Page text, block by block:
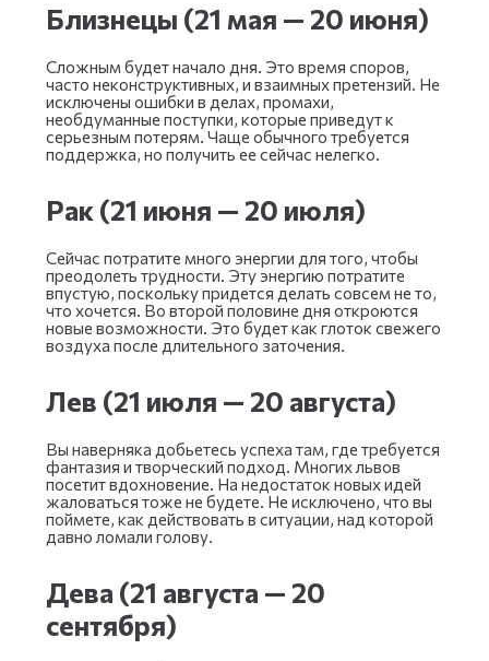
Близнецы (21 мая — 20 июня)
Сложным будет начало дня. Это время споров,
часто неконструктивных, и взаимных претензий. Не
исключены ошибки в делах, промахи,
необдуманные поступки, которые приведут к
серьезным потерям. Чаще обычного требуется
поддержка, но получить ее сейчас нелегко.
Рак (21 июня — 20 июля)
Сейчас потратите много энергии для того, чтобы
преодолеть трудности. Эту энергию потратите
впустую, поскольку придется делать совсем не то,
что хочется. Во второй половине дня откроются
новые возможности. Это будет как глоток свежего
воздуха после длительного заточения.
Лев (21 июля — 20 августа)
Вы наверняка добьетесь успеха там, где требуется
фантазия и творческий подход. Многих львов
посетит вдохновение. На недостаток новых идей
жаловаться тоже не будете. Не исключено, что вы
поймете, как действовать в ситуации, над которой
давно ломали голову.
Дева (21 августа — 20
сентября)